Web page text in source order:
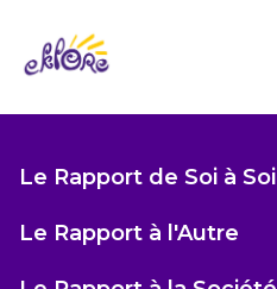
Le Rapport de Soi à Soi
Le Rapport à l'Autre